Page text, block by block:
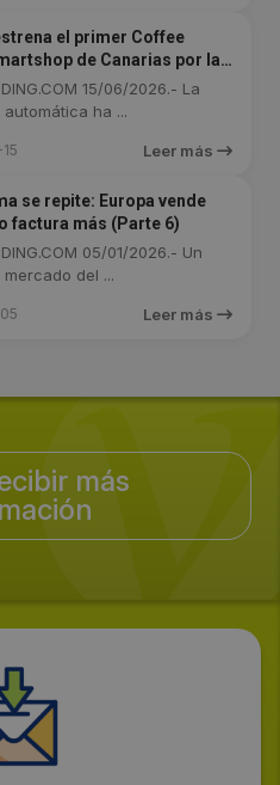
el primer Coffee
de Canarias por la
& Vacances15/06/2026.- La
ha ...
Leer más
se repite: Europa vende
factura más (Parte 6)
05/01/2026.- Un
del ...
Leer más
más